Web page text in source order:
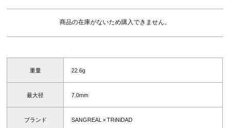
商品の在庫がないため購入できません。
重量 22.6g
最大径 7.0mm
ブランド SANGREAL × TRiNiDAD